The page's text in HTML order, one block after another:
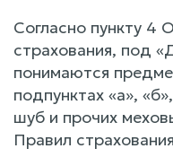
Согласно пункту 4
страхования, под
понимаются
подпунктах «а»,
шуб и прочих
Правил